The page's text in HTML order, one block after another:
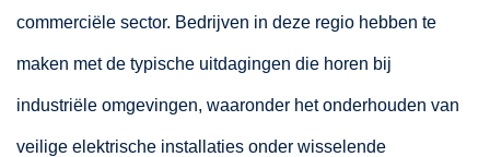
commerciële sector. Bedrijven in deze regio hebben te
maken met de typische uitdagingen die horen bij
industriële omgevingen, waaronder het onderhouden van
veilige elektrische installaties onder wisselende